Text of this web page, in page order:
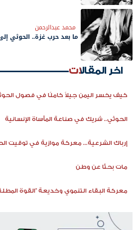
محمد عبدالرحمن
ما بعد حرب غزة.. الحوثي
اخر المقالات
كيف يخسر اليمن جيلاً كاملًا في فصول
الحوثي.. شريك في صناعة المأساة الإنسانية
إرباك الشرعية... معركة موازية في توقيت
مات بحثًا عن وطن
معركة البقاء التنموي وخديعة "القوة